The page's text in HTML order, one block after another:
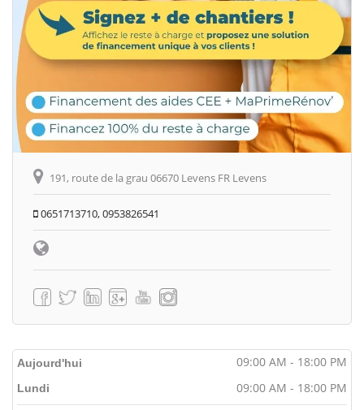
191, route de la grau 06670 Levens FR Levens
0651713710, 0953826541
Aujourd'hui 09:00 AM - 18:00 PM
Lundi 09:00 AM - 18:00 PM